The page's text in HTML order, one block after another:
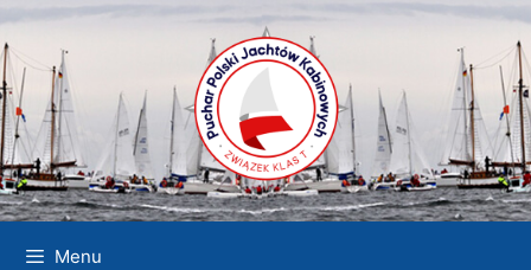
Przejdź
do
treści
Menu